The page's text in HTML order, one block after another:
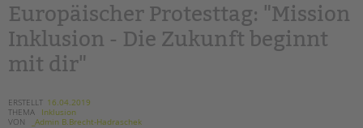
SCHULE & GANZTAG
Grundschulen
Oberschulen
Kollegs
Europäischer Protesttag: "Mission
Inklusion - Die Zukunft beginnt
mit dir"
ERSTELLT 16.04.2019
THEMA
Inklusion
VON
_Admin B.Brecht-Hadraschek